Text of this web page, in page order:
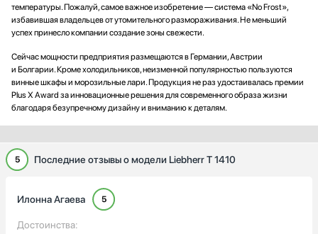
температуры. Пожалуй, самое важное изобретение — система «No Frost»,
избавившая владельцев от утомительного размораживания. Не меньший
успех принесло компании создание зоны свежести.
Сейчас мощности предприятия размещаются в Германии, Австрии
и Болгарии. Кроме холодильников, неизменной популярностью пользуются
винные шкафы и морозильные лари. Продукция не раз удостаивалась премии
Plus X Award за инновационные решения для современного образа жизни
благодаря безупречному дизайну и вниманию к деталям.
5 Последние отзывы о модели Liebherr T 1410
Илонна Агаева 5
Достоинства: